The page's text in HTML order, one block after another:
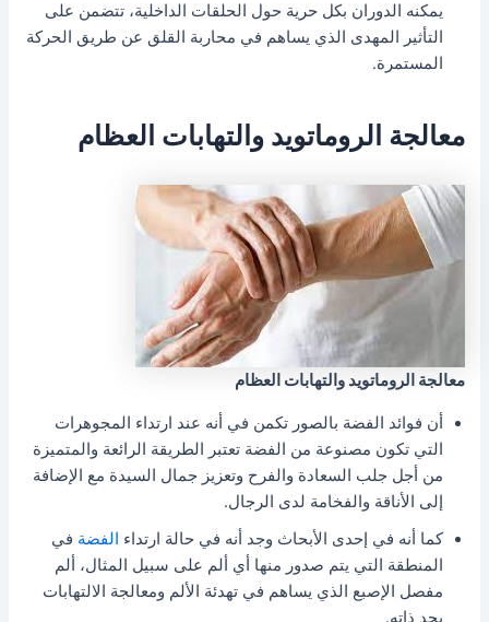
يمكنه الدوران بكل حرية حول الحلقات الداخلية، تتضمن على
التأثير المهدى الذي يساهم في محاربة القلق عن طريق الحركة
المستمرة.
معالجة الروماتويد والتهابات العظام
معالجة الروماتويد والتهابات العظام
أن فوائد الفضة بالصور تكمن في أنه عند ارتداء المجوهرات
التي تكون مصنوعة من الفضة تعتبر الطريقة الرائعة والمتميزة
من أجل جلب السعادة والفرح وتعزيز جمال السيدة مع الإضافة
إلى الأناقة والفخامة لدى الرجال.
كما أنه في إحدى الأبحاث وجد أنه في حالة ارتداءالفضةفي
المنطقة التي يتم صدور منها أي ألم على سبيل المثال، ألم
مفصل الإصبع الذي يساهم في تهدئة الألم ومعالجة الالتهابات
بحد ذاته.